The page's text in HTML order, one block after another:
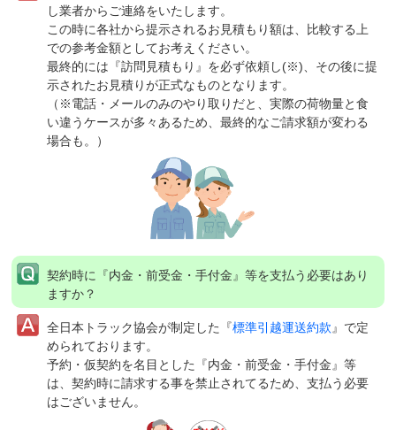
し業者からご連絡をいたします。
この時に各社から提示されるお見積もり額は、比較する上
での参考金額としてお考えください。
最終的には『訪問見積もり』を必ず依頼し(※)、その後に提
示されたお見積りが正式なものとなります。
（※電話・メールのみのやり取りだと、実際の荷物量と食
い違うケースが多々あるため、最終的なご請求額が変わる
場合も。）
契約時に『内金・前受金・手付金』等を支払う必要はあり
ますか？
全日本トラック協会が制定した『標準引越運送約款 』で定
められております。
予約・仮契約を名目とした『内金・前受金・手付金』等
は、契約時に請求する事を禁止されてるため、支払う必要
はございません。